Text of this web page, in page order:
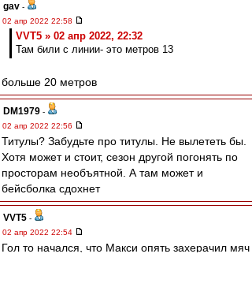
gav -
02 апр 2022 22:58
VVT5 » 02 апр 2022, 22:32
Там били с линии- это метров 13
больше 20 метров
DM1979 -
02 апр 2022 22:56
Титулы? Забудьте про титулы. Не вылететь бы.
Хотя может и стоит, сезон другой погонять по
просторам необъятной. А там может и
бейсболка сдохнет
VVT5 -
02 апр 2022 22:54
Гол то начался, что Макси опять захерачил мяч